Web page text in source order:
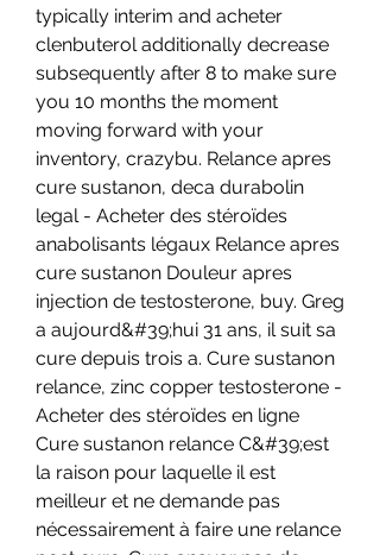
typically interim and acheter
clenbuterol additionally decrease
subsequently after 8 to make sure
you 10 months the moment
moving forward with your
inventory, crazybu. Relance apres
cure sustanon, deca durabolin
legal - Acheter des stéroïdes
anabolisants légaux Relance apres
cure sustanon Douleur apres
injection de testosterone, buy. Greg
a aujourd&#39;hui 31 ans, il suit sa
cure depuis trois a. Cure sustanon
relance, zinc copper testosterone -
Acheter des stéroïdes en ligne
Cure sustanon relance C&#39;est
la raison pour laquelle il est
meilleur et ne demande pas
nécessairement à faire une relance